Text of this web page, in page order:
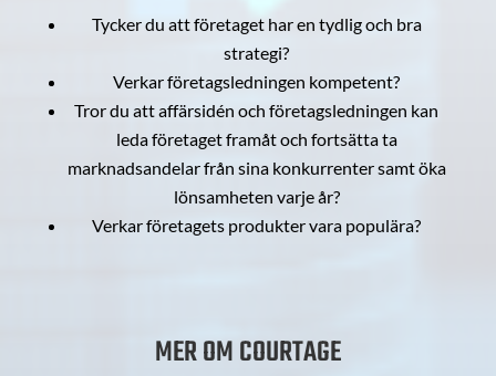
Tycker du att företaget har en tydlig och bra
strategi?
Verkar företagsledningen kompetent?
Tror du att affärsidén och företagsledningen kan
leda företaget framåt och fortsätta ta
marknadsandelar från sina konkurrenter samt öka
lönsamheten varje år?
Verkar företagets produkter vara populära?
MER OM COURTAGE